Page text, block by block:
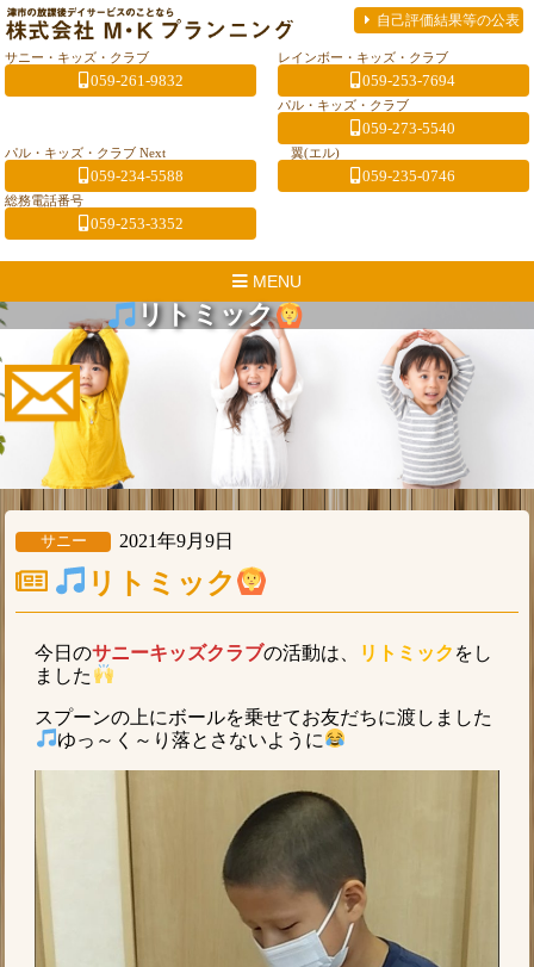
自己評価結果等の公表
サニー・キッズ・クラブ
059-261-9832
レインボー・キッズ・クラブ
059-253-7694
パル・キッズ・クラブ
059-273-5540
パル・キッズ・クラブ Next
059-234-5588
翼(エル)
059-235-0746
総務電話番号
059-253-3352
MENU
リトミック
サニー 2021年9月9日
リトミック
今日のサニーキッズクラブの活動は、 リトミック をし
ました
スプーンの上にボールを乗せてお友だちに渡しました
ゆっ～く～り落とさないように